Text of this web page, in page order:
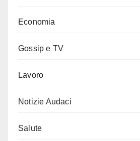
Economia
Gossip e TV
Lavoro
Notizie Audaci
Salute